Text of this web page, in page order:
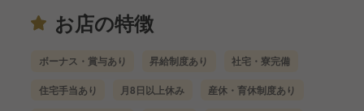
お店の特徴
ボーナス・賞与あり 昇給制度あり 社宅・寮完備
住宅手当あり 月8日以上休み 産休・育休制度あり